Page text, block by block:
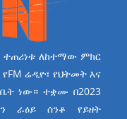
ተጠሪነቱ ለከተማው ምክር
ሬዲዮ፣ የህትመት እና
ነው። ተቋሙ በ2023
ራዕይ ሰንቆ የይዘት